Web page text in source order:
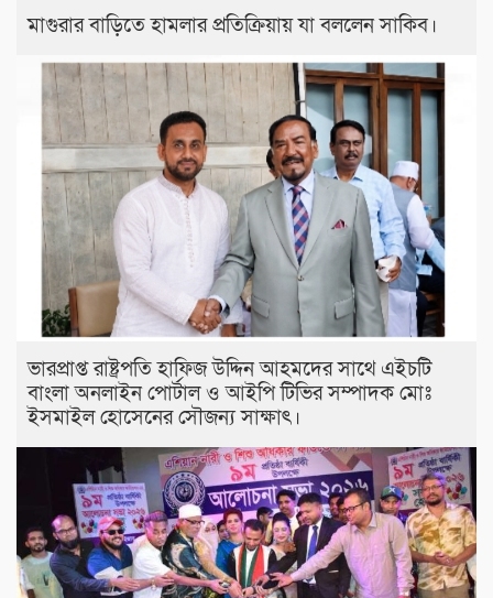
মাগুরার বাড়িতে হামলার প্রতিক্রিয়ায় যা বললেন সাকিব।
ভারপ্রাপ্ত রাষ্ট্রপতি হাফিজ উদ্দিন আহমদের সাথে এইচটি
বাংলা অনলাইন পোর্টাল ও আইপি টিভির সম্পাদক মোঃ
ইসমাইল হোসেনের সৌজন্য সাক্ষাৎ।